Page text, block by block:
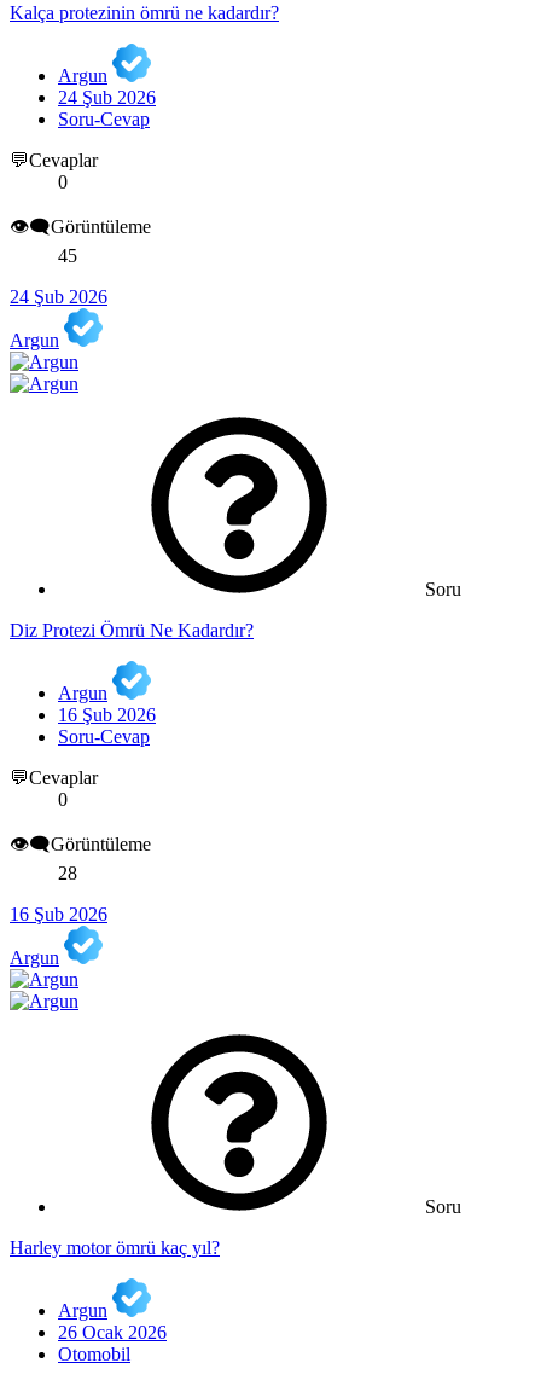
Kalça protezinin ömrü ne kadardır?
Argun
24 Şub 2026
Soru-Cevap
💬Cevaplar
0
👁️‍🗨️Görüntüleme
45
24 Şub 2026
Argun
Soru
Diz Protezi Ömrü Ne Kadardır?
Argun
16 Şub 2026
Soru-Cevap
💬Cevaplar
0
👁️‍🗨️Görüntüleme
28
16 Şub 2026
Argun
Soru
Harley motor ömrü kaç yıl?
Argun
26 Ocak 2026
Otomobil